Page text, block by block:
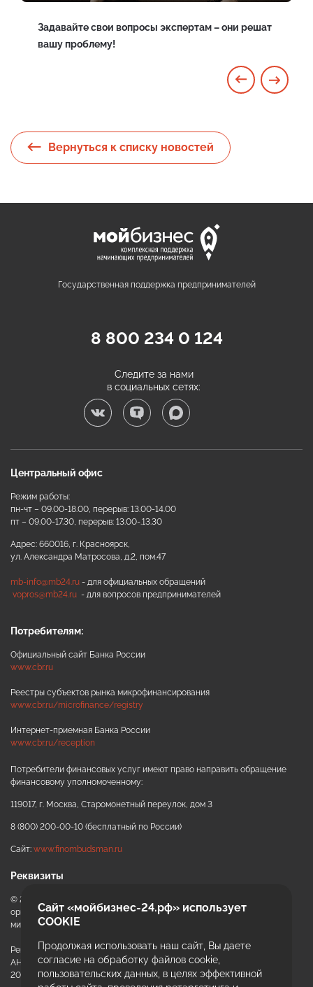
Задавайте свои вопросы экспертам – они решат
вашу проблему!
Вернуться к списку новостей
Государственная поддержка предпринимателей
8 800 234 0 124
Следите за нами
в социальных сетях:
Центральный офис
Режим работы:
пн-чт – 09.00-18.00, перерыв: 13.00-14.00
пт – 09.00-17.30, перерыв: 13.00-.13.30
Адрес: 660016, г. Красноярск,
ул. Александра Матросова, д.2, пом.47
mb-info@mb24.ru - для официальных обращений
vopros@mb24.ru - для вопросов предпринимателей
Потребителям:
Официальный сайт Банка России
www.cbr.ru
Реестры субъектов рынка микрофинансирования
www.cbr.ru/microfinance/registry
Интернет-приемная Банка России
www.cbr.ru/reception
Потребители финансовых услуг имеют право направить обращение
финансовому уполномоченному:
119017, г. Москва, Старомонетный переулок, дом 3
8 (800) 200-00-10 (бесплатный по России)
Сайт: www.finombudsman.ru
Реквизиты
© 2020 - 2026 АНО «ККЦРБ МКК» автономная некоммерческая
организация «Красноярский краевой центр развития бизнеса и
микрокредитная компания»
Регистрационный номер записи
АНО «ККЦРБ МКК» в гос. реестре МФО:
2004104009648 от 17.12.2020
Сайт «мойбизнес-24.рф» использует
COOKIE
Продолжая использовать наш сайт, Вы даете
согласие на обработку файлов cookie,
пользовательских данных, в целях эффективной
ИИ-консультант
Маркетплейсы и регуляторика
+7
Email или телефон — на выбор